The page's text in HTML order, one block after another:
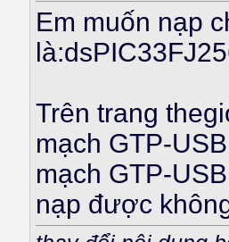
Em muốn nạp
Trên trang
mạch GTP-
mạch GTP-
nạp được